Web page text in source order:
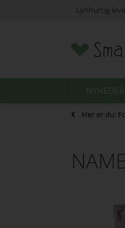
Lynhurtig
NYHEDER
Her er du: